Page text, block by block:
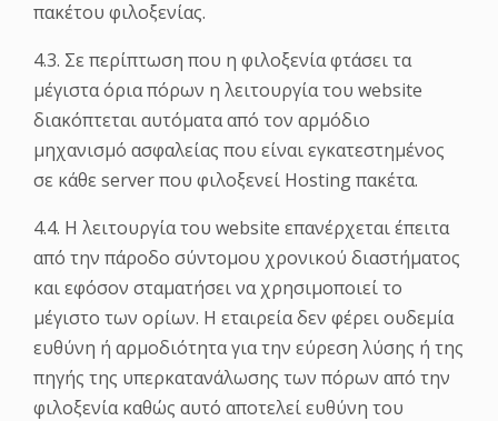
πακέτου φιλοξενίας.
4.3. Σε περίπτωση που η φιλοξενία φτάσει τα
μέγιστα όρια πόρων η λειτουργία του website
διακόπτεται αυτόματα από τον αρμόδιο
μηχανισμό ασφαλείας που είναι εγκατεστημένος
σε κάθε server που φιλοξενεί Hosting πακέτα.
4.4. Η λειτουργία του website επανέρχεται έπειτα
από την πάροδο σύντομου χρονικού διαστήματος
και εφόσον σταματήσει να χρησιμοποιεί το
μέγιστο των ορίων. Η εταιρεία δεν φέρει ουδεμία
ευθύνη ή αρμοδιότητα για την εύρεση λύσης ή της
πηγής της υπερκατανάλωσης των πόρων από την
φιλοξενία καθώς αυτό αποτελεί ευθύνη του